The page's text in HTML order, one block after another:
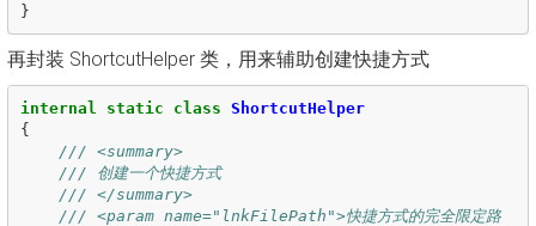
}
再封装 ShortcutHelper 类，用来辅助创建快捷方式
internal static class ShortcutHelper
{
/// <summary>
/// 创建一个快捷方式
/// </summary>
/// <param name="lnkFilePath">快捷方式的完全限定路